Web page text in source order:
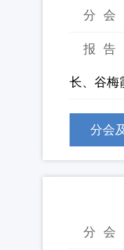
分会
报告
长、谷梅
分会
分会